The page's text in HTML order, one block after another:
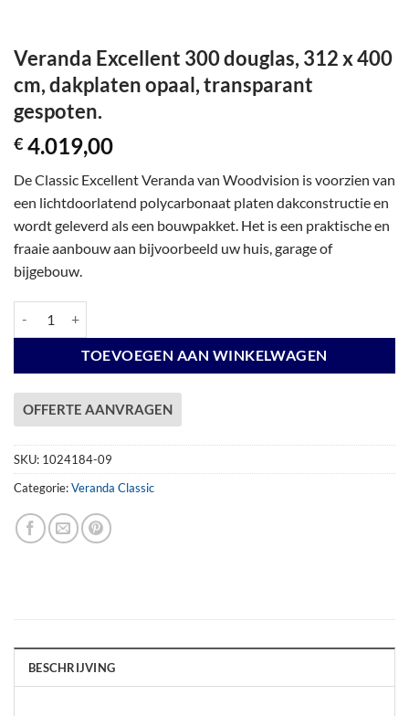
Veranda Excellent 300 douglas, 312 x 400
cm, dakplaten opaal, transparant
gespoten.
€ 4.019,00
De Classic Excellent Veranda van Woodvision is voorzien van
een lichtdoorlatend polycarbonaat platen dakconstructie en
wordt geleverd als een bouwpakket. Het is een praktische en
fraaie aanbouw aan bijvoorbeeld uw huis, garage of
bijgebouw.
TOEVOEGEN AAN WINKELWAGEN
OFFERTE AANVRAGEN
SKU: 1024184-09
Categorie:Veranda Classic
BESCHRIJVING